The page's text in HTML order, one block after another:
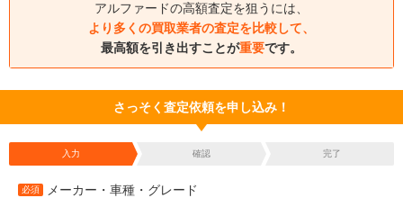
アルファードの高額査定を狙うには、
より多くの買取業者の査定を比較して、
最高額を引き出すことが重要です。
さっそく査定依頼を申し込み！
入力 確認 完了
必須 メーカー・車種・グレード